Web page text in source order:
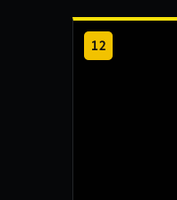
12